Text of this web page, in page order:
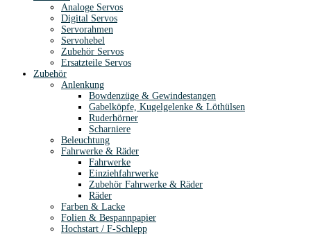
Analoge Servos
Digital Servos
Servorahmen
Servohebel
Zubehör Servos
Ersatzteile Servos
Zubehör
Anlenkung
Bowdenzüge & Gewindestangen
Gabelköpfe, Kugelgelenke & Löthülsen
Ruderhörner
Scharniere
Beleuchtung
Fahrwerke & Räder
Fahrwerke
Einziehfahrwerke
Zubehör Fahrwerke & Räder
Räder
Farben & Lacke
Folien & Bespannpapier
Hochstart / F-Schlepp